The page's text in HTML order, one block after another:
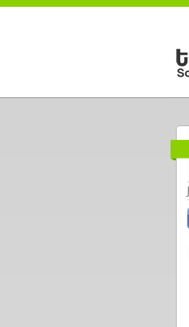
Direkt zum Inhalt